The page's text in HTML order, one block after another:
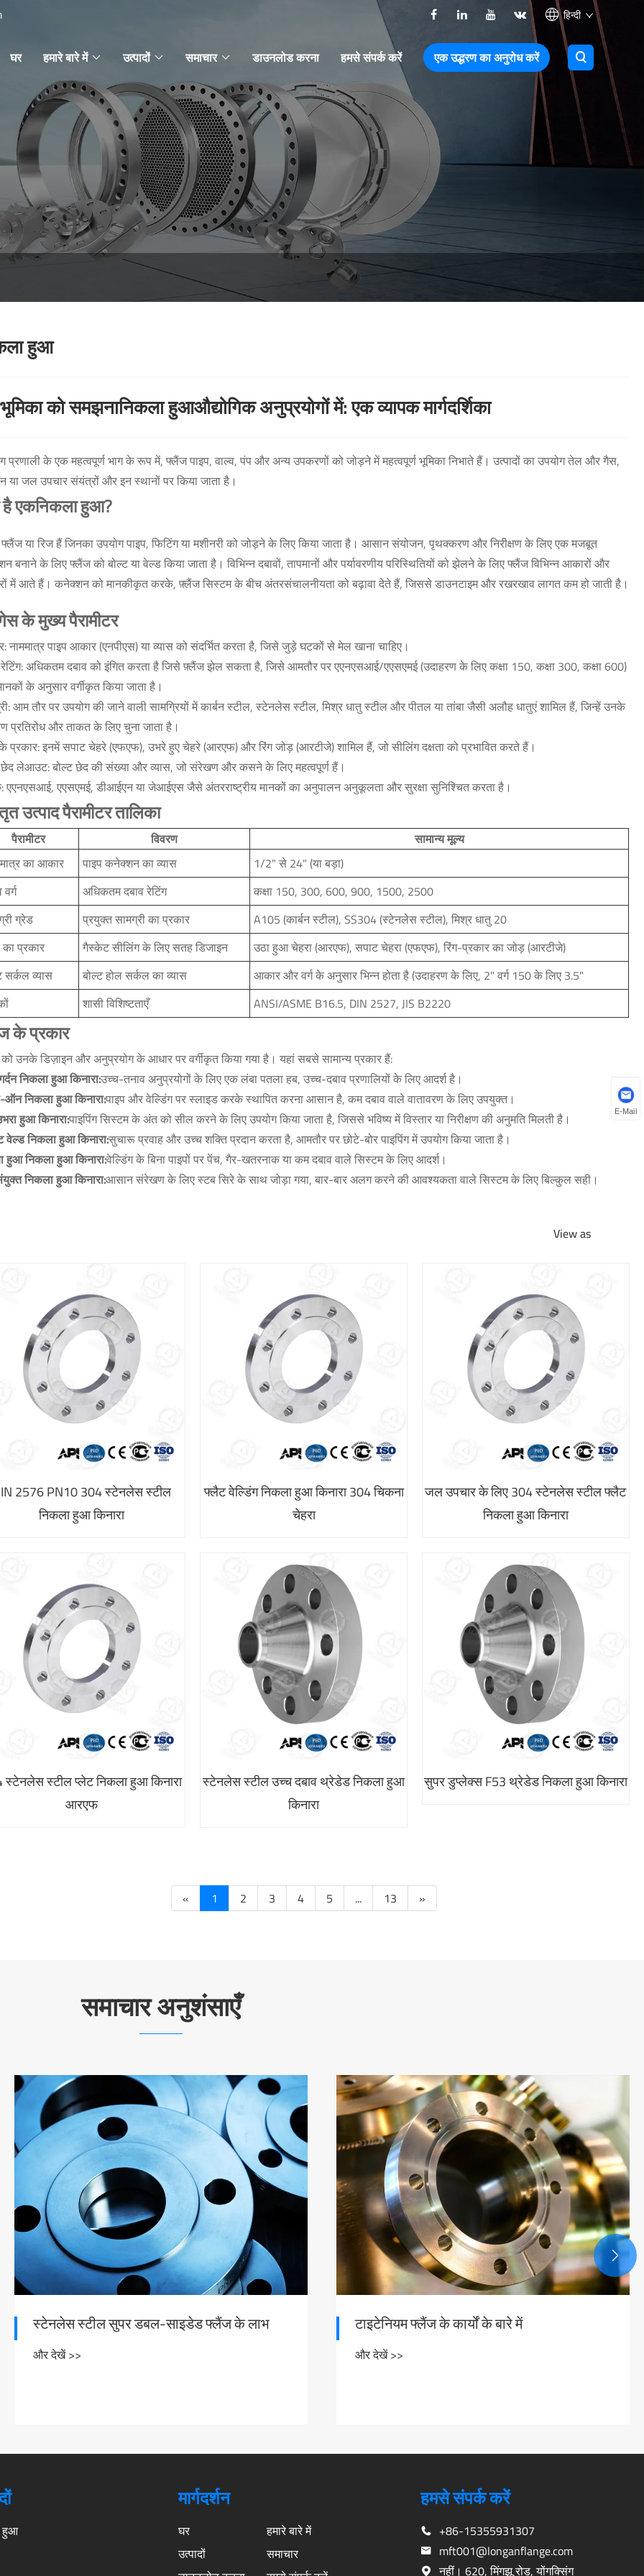
हिन्दी
घर हमारे बारे में उत्पादों समाचार डाउनलोड करना हमसे संपर्क करें एक उद्धरण का अनुरोध करें
हुआ
को समझनानिकला हुआऔद्योगिक अनुप्रयोगों में: एक व्यापक मार्गदर्शिका
प्रणाली के एक महत्वपूर्ण भाग के रूप में, फ्लैंज पाइप, वाल्व, पंप और अन्य उपकरणों को जोड़ने में महत्वपूर्ण भूमिका निभाते हैं। उत्पादों का उपयोग तेल और गैस,
या जल उपचार संयंत्रों और इन स्थानों पर किया जाता है।
है एकनिकला हुआ?
या रिज हैं जिनका उपयोग पाइप, फिटिंग या मशीनरी को जोड़ने के लिए किया जाता है। आसान संयोजन, पृथक्करण और निरीक्षण के लिए एक मजबूत
बनाने के लिए फ्लैंज को बोल्ट या वेल्ड किया जाता है। विभिन्न दबावों, तापमानों और पर्यावरणीय परिस्थितियों को झेलने के लिए फ्लैंज विभिन्न आकारों और
में आते हैं। कनेक्शन को मानकीकृत करके, फ़्लैंज सिस्टम के बीच अंतरसंचालनीयता को बढ़ावा देते हैं, जिससे डाउनटाइम और रखरखाव लागत कम हो जाती है।
के मुख्य पैरामीटर
नाममात्र पाइप आकार (एनपीएस) या व्यास को संदर्भित करता है, जिसे जुड़े घटकों से मेल खाना चाहिए।
रेटिंग: अधिकतम दबाव को इंगित करता है जिसे फ़्लैंज झेल सकता है, जिसे आमतौर पर एएनएसआई/एएसएमई (उदाहरण के लिए कक्षा 150, कक्षा 300, कक्षा 600)
के अनुसार वर्गीकृत किया जाता है।
आम तौर पर उपयोग की जाने वाली सामग्रियों में कार्बन स्टील, स्टेनलेस स्टील, मिश्र धातु स्टील और पीतल या तांबा जैसी अलौह धातुएं शामिल हैं, जिन्हें उनके
प्रतिरोध और ताकत के लिए चुना जाता है।
प्रकार: इनमें सपाट चेहरे (एफएफ), उभरे हुए चेहरे (आरएफ) और रिंग जोड़ (आरटीजे) शामिल हैं, जो सीलिंग दक्षता को प्रभावित करते हैं।
छेद लेआउट: बोल्ट छेद की संख्या और व्यास, जो संरेखण और कसने के लिए महत्वपूर्ण हैं।
एएनएसआई, एएसएमई, डीआईएन या जेआईएस जैसे अंतरराष्ट्रीय मानकों का अनुपालन अनुकूलता और सुरक्षा सुनिश्चित करता है।
उत्पाद पैरामीटर तालिका
पैरामीटर विवरण
सामान्य मूल्य
का आकार
पाइप कनेक्शन का व्यास
1/2" से 24" (या बड़ा)
अधिकतम दबाव रेटिंग
कक्षा 150, 300, 600, 900, 1500, 2500
ग्रेड
प्रयुक्त सामग्री का प्रकार
A105 (कार्बन स्टील), SS304 (स्टेनलेस स्टील), मिश्र धातु 20
प्रकार
गैस्केट सीलिंग के लिए सतह डिजाइन
उठा हुआ चेहरा (आरएफ), सपाट चेहरा (एफएफ), रिंग-प्रकार का जोड़ (आरटीजे)
सर्कल व्यास
बोल्ट होल सर्कल का व्यास
आकार और वर्ग के अनुसार भिन्न होता है (उदाहरण के लिए, 2" वर्ग 150 के लिए 3.5"
शासी विशिष्टताएँ ANSI/ASME B16.5, DIN 2527, JIS B2220
के प्रकार
उनके डिज़ाइन और अनुप्रयोग के आधार पर वर्गीकृत किया गया है। यहां सबसे सामान्य प्रकार हैं:
निकला हुआ किनारा:उच्च-तनाव अनुप्रयोगों के लिए एक लंबा पतला हब, उच्च-दबाव प्रणालियों के लिए आदर्श है।
ऑन निकला हुआ किनारा:पाइप और वेल्डिंग पर स्लाइड करके स्थापित करना आसान है, कम दबाव वाले वातावरण के लिए उपयुक्त।
हुआ किनारा:पाइपिंग सिस्टम के अंत को सील करने के लिए उपयोग किया जाता है, जिससे भविष्य में विस्तार या निरीक्षण की अनुमति मिलती है।
वेल्ड निकला हुआ किनारा:सुचारू प्रवाह और उच्च शक्ति प्रदान करता है, आमतौर पर छोटे-बोर पाइपिंग में उपयोग किया जाता है।
हुआ निकला हुआ किनारा:वेल्डिंग के बिना पाइपों पर पेंच, गैर-खतरनाक या कम दबाव वाले सिस्टम के लिए आदर्श।
निकला हुआ किनारा:आसान संरेखण के लिए स्टब सिरे के साथ जोड़ा गया, बार-बार अलग करने की आवश्यकता वाले सिस्टम के लिए बिल्कुल सही।
View as
2576 PN10 304 स्टेनलेस स्टील
निकला हुआ किनारा
फ्लैट वेल्डिंग निकला हुआ किनारा 304 चिकना
चेहरा
जल उपचार के लिए 304 स्टेनलेस स्टील फ्लैट
निकला हुआ किनारा
स्टेनलेस स्टील प्लेट निकला हुआ किनारा
आरएफ
स्टेनलेस स्टील उच्च दबाव थ्रेडेड निकला हुआ
किनारा
सुपर डुप्लेक्स F53 थ्रेडेड निकला हुआ किनारा
« 1 2 3 4 5 ... 13 »
समाचार अनुशंसाएँ
टाइटेनियम फ्लैंज के कार्यों के बारे में
और देखें >>
कार्बन स्टील फ्लैंज और स्टेनलेस स्टील फ्लैंज का
प्रदर्शन

हुआ
मार्गदर्शन
घर
हमारे बारे में
उत्पादों
समाचार
हमसे संपर्क करें
+86-15355931307
mft001@longanflange.com
नहीं। 620, मिंगझू रोड, योंगक्सिंग
E-Mail